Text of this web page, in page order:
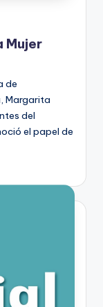
Mujer
de
Margarita
del
el papel de